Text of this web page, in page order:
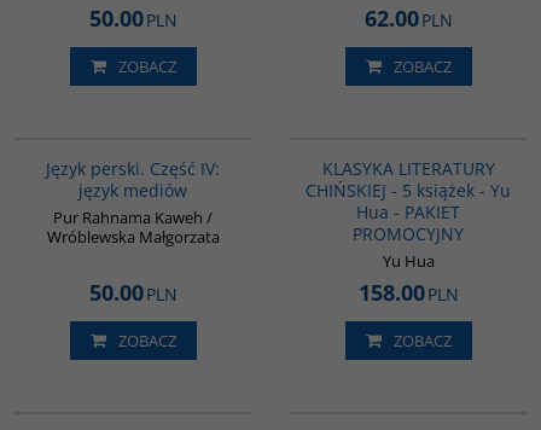
50.00PLN
ZOBACZ
62.00PLN
ZOBACZ
Język perski. Część IV:
język mediów
Pur Rahnama Kaweh /
Wróblewska Małgorzata
50.00PLN
ZOBACZ
KLASYKA LITERATURY
CHIŃSKIEJ - 5 książek - Yu
Hua - PAKIET
PROMOCYJNY
Yu Hua
158.00PLN
ZOBACZ